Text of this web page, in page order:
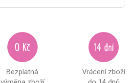
0 Kč
Bezplatná
14 dní
Vrácení zboží